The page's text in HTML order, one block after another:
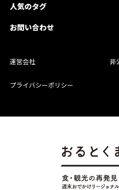
人気のタグ
お問い合わせ
運営会社 非
プライバシーポリシー